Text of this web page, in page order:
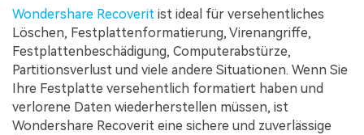
Wondershare Recoverit ist ideal für versehentliches
Löschen, Festplattenformatierung, Virenangriffe,
Festplattenbeschädigung, Computerabstürze,
Partitionsverlust und viele andere Situationen. Wenn Sie
Ihre Festplatte versehentlich formatiert haben und
verlorene Daten wiederherstellen müssen, ist
Wondershare Recoverit eine sichere und zuverlässige